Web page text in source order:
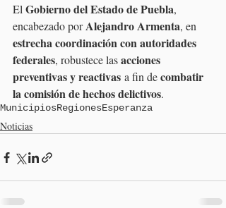
El Gobierno del Estado de Puebla,
encabezado por Alejandro Armenta, en
estrecha coordinación con autoridades
federales, robustece las acciones
preventivas y reactivas a fin de combatir
la comisión de hechos delictivos.
MunicipiosRegionesEsperanza
Noticias